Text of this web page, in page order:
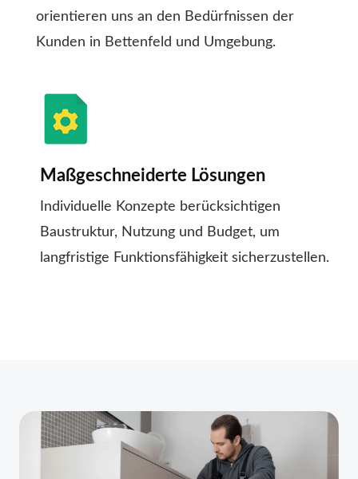
orientieren uns an den Bedürfnissen der
Kunden in Bettenfeld und Umgebung.
Maßgeschneiderte Lösungen
Individuelle Konzepte berücksichtigen
Baustruktur, Nutzung und Budget, um
langfristige Funktionsfähigkeit sicherzustellen.